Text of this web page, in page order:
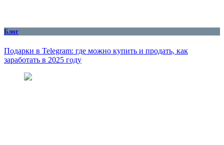
Блог
Подарки в Telegram: где можно купить и продать, как
заработать в 2025 году